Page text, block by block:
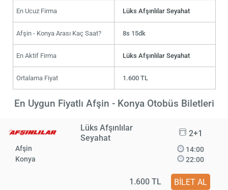
En Ucuz Firma Lüks Afşınlılar Seyahat
Afşin - Konya Arası Kaç Saat? 8s 15dk
En Aktif Firma Lüks Afşınlılar Seyahat
Ortalama Fiyat 1.600 TL
En Uygun Fiyatlı Afşin - Konya Otobüs Biletleri
Lüks Afşınlılar
Seyahat
2+1
Afşin
Konya
14:00
22:00
1.600 TL BİLET AL